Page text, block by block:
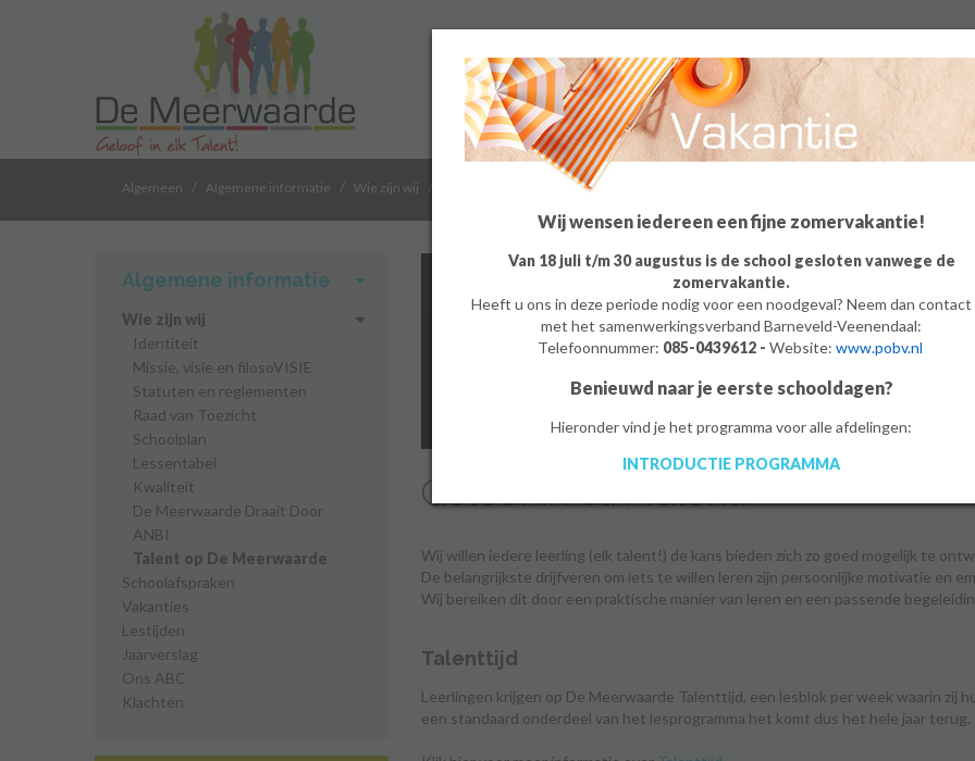
Wij wensen iedereen een fijne zomervakantie!
Van 18 juli t/m 30 augustus is de school gesloten vanwege de
zomervakantie.
Heeft u ons in deze periode nodig voor een noodgeval? Neem dan contact
met het samenwerkingsverband Barneveld-Veenendaal:
Telefoonnummer: 085-0439612 - Website: www.pobv.nl
Benieuwd naar je eerste schooldagen?
Hieronder vind je het programma voor alle afdelingen:
INTRODUCTIE PROGRAMMA
o
m
Algemeen Groep 8 Ouders
Algemeen / Algemene informatie / Wie zijn wij / Talent op De Meerwaarde
Algemene informatie
Wie zijn wij
Identiteit
Missie, visie en filosoVISIE
Statuten en reglementen
Raad van Toezicht
Schoolplan
Lessentabel
Kwaliteit
De Meerwaarde Draait Door
ANBI
Talent op De Meerwaarde
Schoolafspraken
Vakanties
Lestijden
Jaarverslag
Ons ABC
Klachten
Geloof in elk Talent!
Wij willen iedere leerling (elk talent!) de kans bieden zich zo goed mogelijk te
De belangrijkste drijfveren om iets te willen leren zijn persoonlijke motivatie en
Wij bereiken dit door een praktische manier van leren en een passende
Talenttijd
Leerlingen krijgen op De Meerwaarde Talenttijd, een lesblok per week waarin
een standaard onderdeel van het lesprogramma het komt dus het hele jaar terug.